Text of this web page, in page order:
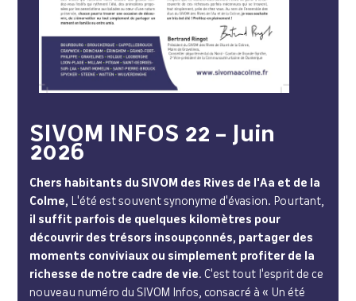
SIVOM INFOS 22 – Juin
2026
Chers habitants du SIVOM des Rives de l'Aa et de la
Colme, L'été est souvent synonyme d'évasion. Pourtant,
il suffit parfois de quelques kilomètres pour
découvrir des trésors insoupçonnés, partager des
moments conviviaux ou simplement profiter de la
richesse de notre cadre de vie. C'est tout l'esprit de ce
nouveau numéro du SIVOM Infos, consacré à « Un été